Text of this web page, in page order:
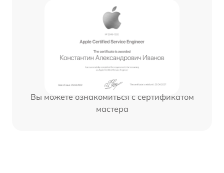
Вы можете ознакомиться с сертификатом
мастера